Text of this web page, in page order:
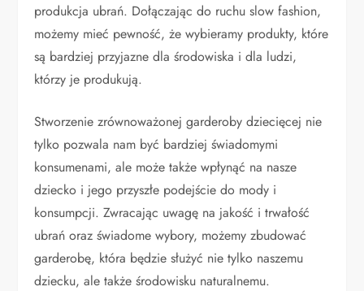
produkcja ubrań. Dołączając do ruchu slow fashion,
możemy mieć pewność, że wybieramy produkty, które
są bardziej przyjazne dla środowiska i dla ludzi,
którzy je produkują.
Stworzenie zrównoważonej garderoby dziecięcej nie
tylko pozwala nam być bardziej świadomymi
konsumenami, ale może także wpłynąć na nasze
dziecko i jego przyszłe podejście do mody i
konsumpcji. Zwracając uwagę na jakość i trwałość
ubrań oraz świadome wybory, możemy zbudować
garderobę, która będzie służyć nie tylko naszemu
dziecku, ale także środowisku naturalnemu.